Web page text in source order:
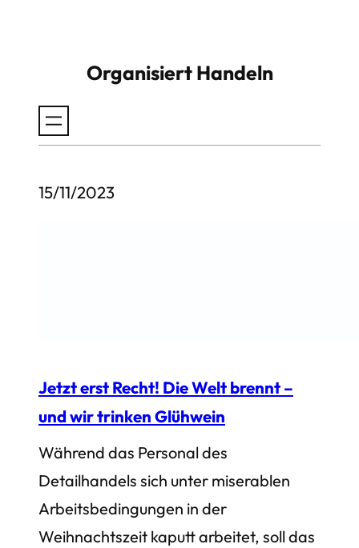
Organisiert Handeln
15/11/2023
Jetzt erst Recht! Die Welt brennt –
und wir trinken Glühwein
Während das Personal des
Detailhandels sich unter miserablen
Arbeitsbedingungen in der
Weihnachtszeit kaputt arbeitet, soll das